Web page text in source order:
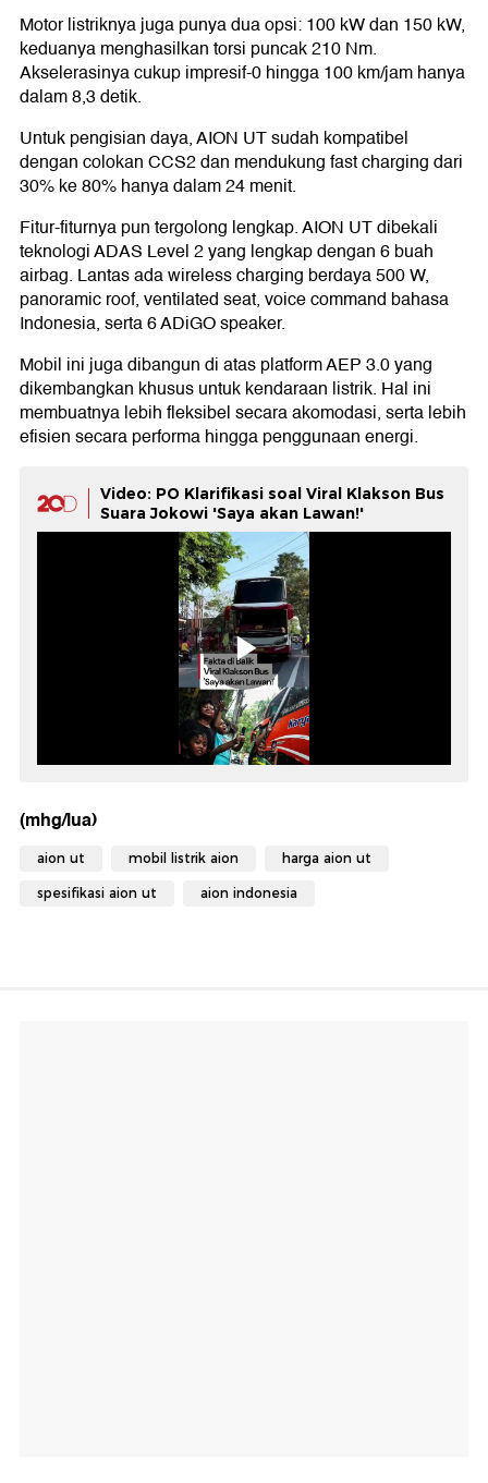
Motor listriknya juga punya dua opsi: 100 kW dan 150 kW,
keduanya menghasilkan torsi puncak 210 Nm.
Akselerasinya cukup impresif-0 hingga 100 km/jam hanya
dalam 8,3 detik.
Untuk pengisian daya, AION UT sudah kompatibel
dengan colokan CCS2 dan mendukung fast charging dari
30% ke 80% hanya dalam 24 menit.
Fitur-fiturnya pun tergolong lengkap. AION UT dibekali
teknologi ADAS Level 2 yang lengkap dengan 6 buah
airbag. Lantas ada wireless charging berdaya 500 W,
panoramic roof, ventilated seat, voice command bahasa
Indonesia, serta 6 ADiGO speaker.
Mobil ini juga dibangun di atas platform AEP 3.0 yang
dikembangkan khusus untuk kendaraan listrik. Hal ini
membuatnya lebih fleksibel secara akomodasi, serta lebih
efisien secara performa hingga penggunaan energi.
Video: PO Klarifikasi soal Viral Klakson Bus
Suara Jokowi 'Saya akan Lawan!'
(mhg/lua)
aion ut mobil listrik aion harga aion ut
spesifikasi aion ut aion indonesia